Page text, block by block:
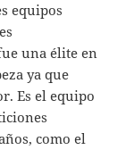
equipos
una élite en
ya que
Es el equipo
como el